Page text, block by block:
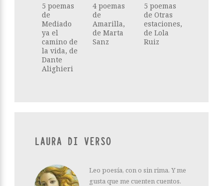
5 poemas
de
Mediado
ya el
camino de
la vida, de
Dante
Alighieri
4 poemas
de
Amarilla,
de Marta
Sanz
5 poemas
de Otras
estaciones,
de Lola
Ruiz
LAURA DI VERSO
Leo poesía, con o sin rima. Y me
gusta que me cuenten cuentos.